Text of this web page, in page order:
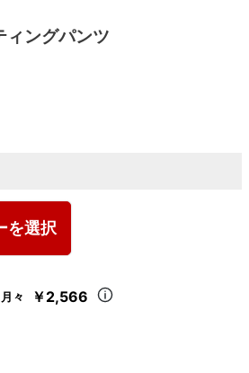
ィングパンツ
を選択
々 ￥2,566